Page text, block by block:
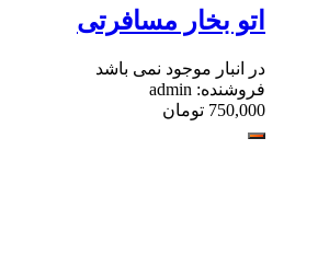
اتو بخار مسافرتی
در انبار موجود نمی باشد
فروشنده: admin
750,000 تومان